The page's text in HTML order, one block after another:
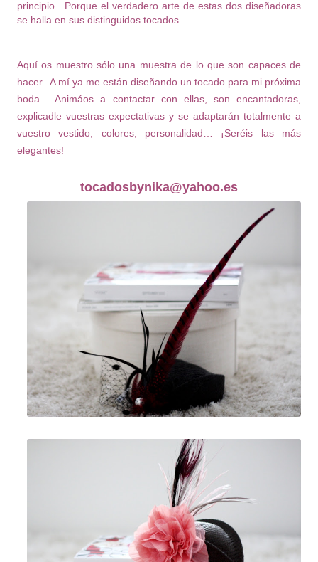
principio. Porque el verdadero arte de estas dos diseñadoras
se halla en sus distinguidos tocados.
Aquí os muestro sólo una muestra de lo que son capaces de
hacer. A mí ya me están diseñando un tocado para mi próxima
boda. Animáos a contactar con ellas, son encantadoras,
explicadle vuestras expectativas y se adaptarán totalmente a
vuestro vestido, colores, personalidad… ¡Seréis las más
elegantes!
tocadosbynika@yahoo.es